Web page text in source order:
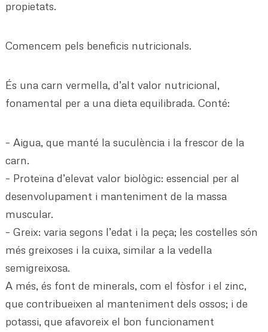
propietats.
Comencem pels beneficis nutricionals.
És una carn vermella, d’alt valor nutricional,
fonamental per a una dieta equilibrada. Conté:
– Aigua, que manté la suculència i la frescor de la
carn.
– Proteïna d’elevat valor biològic: essencial per al
desenvolupament i manteniment de la massa
muscular.
– Greix: varia segons l’edat i la peça; les costelles són
més greixoses i la cuixa, similar a la vedella
semigreixosa.
A més, és font de minerals, com el fòsfor i el zinc,
que contribueixen al manteniment dels ossos; i de
potassi, que afavoreix el bon funcionament